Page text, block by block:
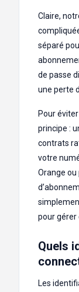
Claire,
séparé
de passe
une perte
Pour
principe :
contrats
votre
Orange ou
pour gérer
Quels
Les